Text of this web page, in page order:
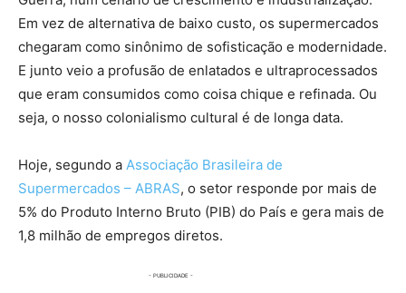
Em vez de alternativa de baixo custo, os supermercados
chegaram como sinônimo de sofisticação e modernidade.
E junto veio a profusão de enlatados e ultraprocessados
que eram consumidos como coisa chique e refinada. Ou
seja, o nosso colonialismo cultural é de longa data.
Hoje, segundo a Associação Brasileira de
Supermercados – ABRAS, o setor responde por mais de
5% do Produto Interno Bruto (PIB) do País e gera mais de
1,8 milhão de empregos diretos.